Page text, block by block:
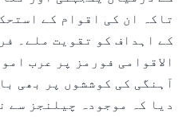
تاکہ ان کی اقوام کے
کے اہداف کو تقویت ملے۔
الاقوامی فورمز پر عرب
آہنگی کی کوششوں پر بھی
دیا کہ موجودہ چیلنجز سے